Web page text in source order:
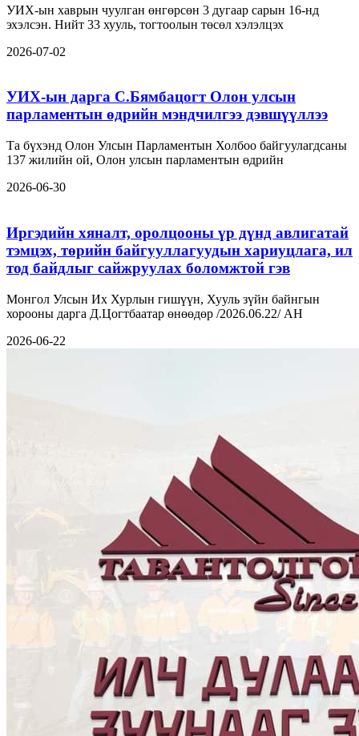
УИХ-ын хаврын чуулган өнгөрсөн 3 дугаар сарын 16-нд
эхэлсэн. Нийт 33 хууль, тогтоолын төсөл хэлэлцэх
2026-07-02
УИХ-ын дарга С.Бямбацогт Олон улсын
парламентын өдрийн мэндчилгээ дэвшүүллээ
Та бүхэнд Олон Улсын Парламентын Холбоо байгуулагдсаны
137 жилийн ой, Олон улсын парламентын өдрийн
2026-06-30
Иргэдийн хяналт, оролцооны үр дүнд авлигатай
тэмцэх, төрийн байгууллагуудын хариуцлага, ил
тод байдлыг сайжруулах боломжтой гэв
Монгол Улсын Их Хурлын гишүүн, Хууль зүйн байнгын
хорооны дарга Д.Цогтбаатар өнөөдөр /2026.06.22/ АН
2026-06-22